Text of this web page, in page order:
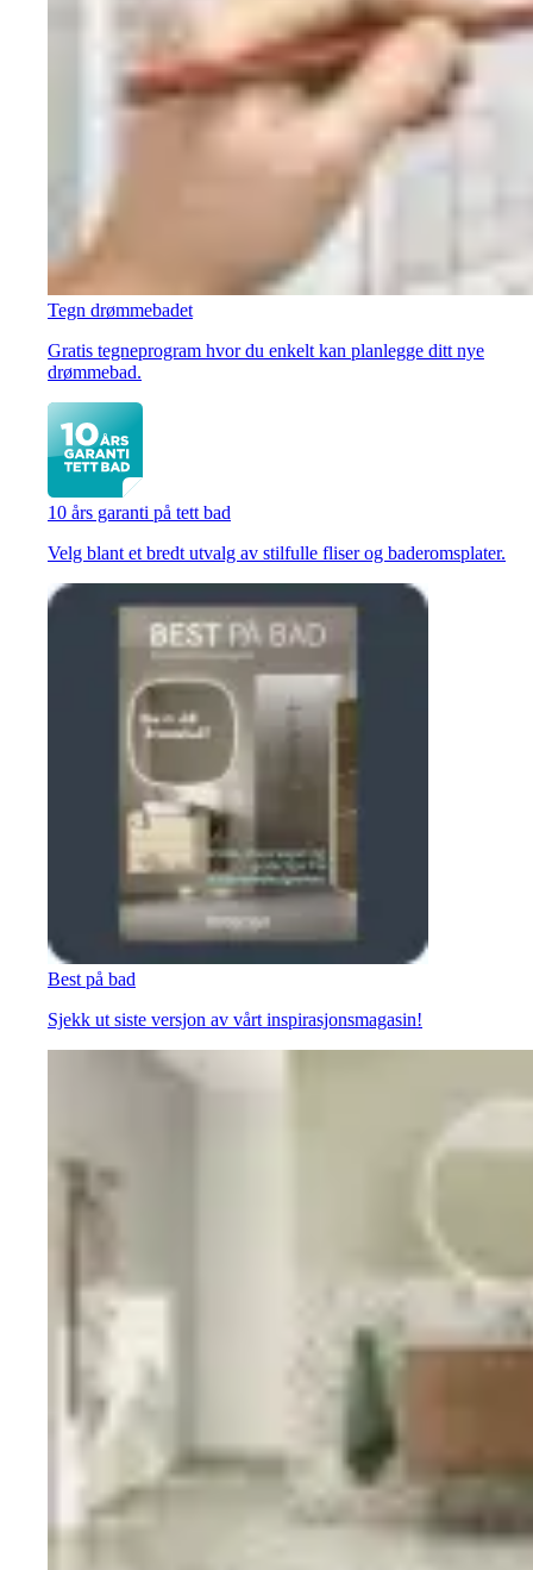
Tegn drømmebadet
Gratis tegneprogram hvor du enkelt kan planlegge ditt nye
drømmebad.
10 års garanti på tett bad
Velg blant et bredt utvalg av stilfulle fliser og baderomsplater.
Best på bad
Sjekk ut siste versjon av vårt inspirasjonsmagasin!